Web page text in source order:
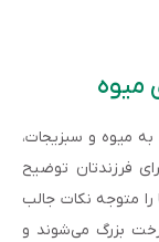
میوه
میوه و سبزیجات،
فرزندتان توضیح
متوجه نکات جالب
بزرگ می‌شوند و